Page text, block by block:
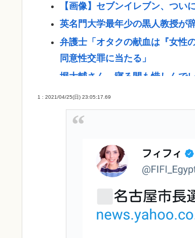
【画像】セブンイレブン、つい
英名門大学最年少の黒人教授が
弁護士「オタクの献血は『女性
同意性交罪に当たる」
堀大輔さん、寝る間も惜しんで
【悲報】韓国サッカー協会に性
道
(ヽ´ん`) 嫌儲民「ケンモメン」
【悲報】佐藤二朗さん主演の「
「14歳の少年に挿入を…」性器
国“最悪の人権侵害”のおぞまし
1 : 2021/04/25(日) 23:05:17.69